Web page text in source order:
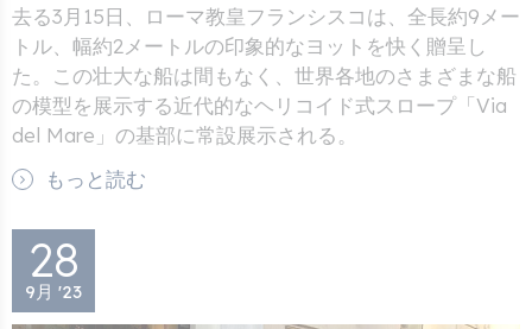
去る3月15日、ローマ教皇フランシスコは、全長約9メー
トル、幅約2メートルの印象的なヨットを快く贈呈し
た。この壮大な船は間もなく、世界各地のさまざまな船
の模型を展示する近代的なヘリコイド式スロープ「Via
del Mare」の基部に常設展示される。
もっと読む
28
9月 '23